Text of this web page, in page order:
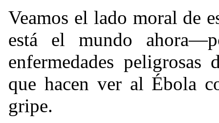
Veamos el lado moral de
está el mundo
enfermedades
que hacen ver al Ébola
gripe.